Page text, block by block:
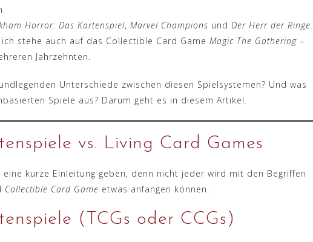
Horror: Das Kartenspiel, Marvel Champions und Der Herr der Ringe:
ich stehe auch auf das Collectible Card Game Magic The Gathering –
Jahrzehnten.
Unterschiede zwischen diesen Spielsystemen? Und was
Spiele aus? Darum geht es in diesem Artikel.
vs. Living Card Games
kurze Einleitung geben, denn nicht jeder wird mit den Begriffen
Collectible Card Game etwas anfangen können.
(TCGs oder CCGs)